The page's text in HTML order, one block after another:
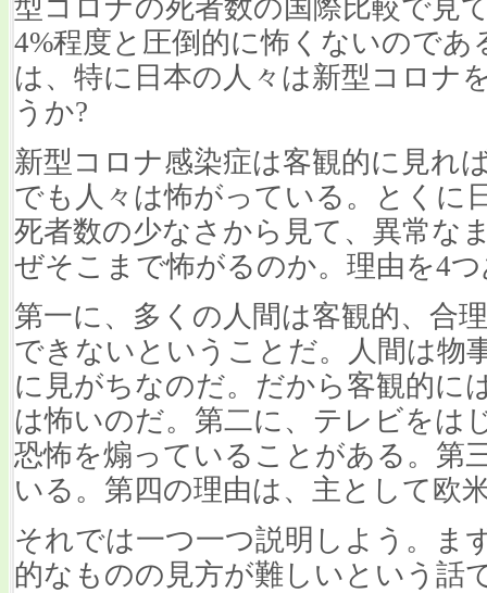
型コロナの死者数の国際比較で見
4%程度と圧倒的に怖くないので
は、特に日本の人々は新型コロナ
うか?
新型コロナ感染症は客観的に見れ
でも人々は怖がっている。とくに
死者数の少なさから見て、異常な
ぜそこまで怖がるのか。理由を4
第一に、多くの人間は客観的、合
できないということだ。人間は物
に見がちなのだ。だから客観的に
は怖いのだ。第二に、テレビをは
恐怖を煽っていることがある。第
いる。第四の理由は、主として欧
それでは一つ一つ説明しよう。ま
的なものの見方が難しいという話